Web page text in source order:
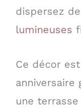
dispersez
lumineuses
Ce décor
anniversaire
une